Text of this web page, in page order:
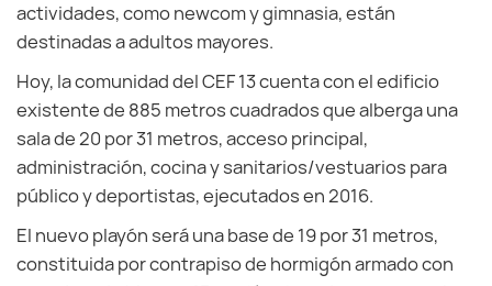
actividades, como newcom y gimnasia, están
destinadas a adultos mayores.
Hoy, la comunidad del CEF 13 cuenta con el edificio
existente de 885 metros cuadrados que alberga una
sala de 20 por 31 metros, acceso principal,
administración, cocina y sanitarios/vestuarios para
público y deportistas, ejecutados en 2016.
El nuevo playón será una base de 19 por 31 metros,
constituida por contrapiso de hormigón armado con